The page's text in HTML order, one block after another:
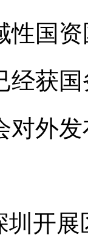
性国
经获
对外
展